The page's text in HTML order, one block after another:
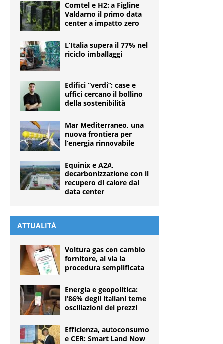
Comtel e H2: a Figline
Valdarno il primo data
center a impatto zero
L’Italia supera il 77% nel
riciclo imballaggi
Edifici “verdi”: case e
uffici cercano il bollino
della sostenibilità
Mar Mediterraneo, una
nuova frontiera per
l’energia rinnovabile
Equinix e A2A,
decarbonizzazione con il
recupero di calore dai
data center
ATTUALITÀ
Voltura gas con cambio
fornitore, al via la
procedura semplificata
Energia e geopolitica:
l’86% degli italiani teme
oscillazioni dei prezzi
Efficienza, autoconsumo
e CER: Smart Land Now